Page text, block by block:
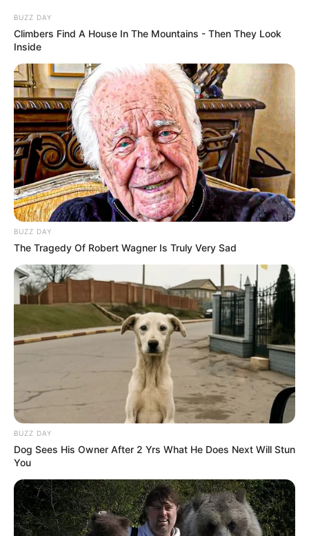
BUZZ DAY
Climbers Find A House In The Mountains - Then They Look
Inside
BUZZ DAY
The Tragedy Of Robert Wagner Is Truly Very Sad
BUZZ DAY
Dog Sees His Owner After 2 Yrs What He Does Next Will Stun
You